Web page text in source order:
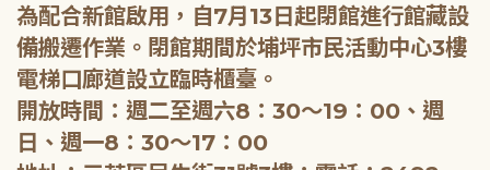
為配合新館啟用，自7月13日起閉館進行館藏設
備搬遷作業。閉館期間於埔坪市民活動中心3樓
電梯口廊道設立臨時櫃臺。
開放時間：週二至週六8：30～19：00、週
日、週一8：30～17：00